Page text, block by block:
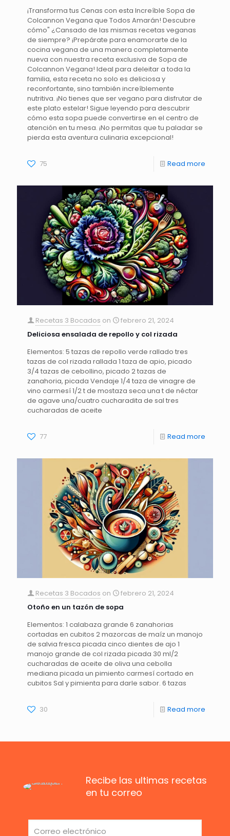
¡Transforma tus Cenas con esta Increíble Sopa de
Colcannon Vegana que Todos Amarán! Descubre
cómo" ¿Cansado de las mismas recetas veganas
de siempre? ¡Prepárate para enamorarte de la
cocina vegana de una manera completamente
nueva con nuestra receta exclusiva de Sopa de
Colcannon Vegana! Ideal para deleitar a toda la
familia, esta receta no solo es deliciosa y
reconfortante, sino también increíblemente
nutritiva. ¡No tienes que ser vegano para disfrutar de
este plato estelar! Sigue leyendo para descubrir
cómo esta sopa puede convertirse en el centro de
atención en tu mesa. ¡No permitas que tu paladar se
pierda esta aventura culinaria excepcional!
75 Read more
Recetas 3 Bocados on
febrero 21, 2024
Deliciosa ensalada de repollo y col rizada
Elementos: 5 tazas de repollo verde rallado tres
tazas de col rizada rallada 1 taza de apio, picado
3/4 tazas de cebollino, picado 2 tazas de
zanahoria, picada Vendaje 1/4 taza de vinagre de
vino carmesí 1/2 t de mostaza seca una t de néctar
de agave una/cuatro cucharadita de sal tres
cucharadas de aceite
77 Read more
Recetas 3 Bocados on
febrero 21, 2024
Otoño en un tazón de sopa
Elementos: 1 calabaza grande 6 zanahorias
cortadas en cubitos 2 mazorcas de maíz un manojo
de salvia fresca picada cinco dientes de ajo 1
manojo grande de col rizada picada 30 ml/2
cucharadas de aceite de oliva una cebolla
mediana picada un pimiento carmesí cortado en
cubitos Sal y pimienta para darle sabor. 6 tazas
30 Read more
Recibe las ultimas recetas
en tu correo